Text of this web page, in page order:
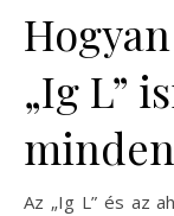
„Ig L”
Az „Ig L” és az